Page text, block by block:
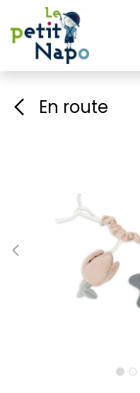
Se rendre au
En route